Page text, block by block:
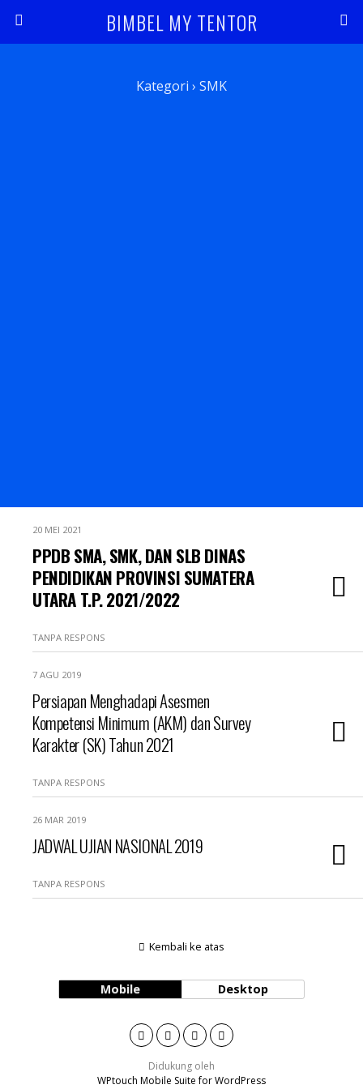
BIMBEL MY TENTOR
Kategori › SMK
20 MEI 2021
PPDB SMA, SMK, DAN SLB DINAS
PENDIDIKAN PROVINSI SUMATERA
UTARA T.P. 2021/2022
TANPA RESPONS
7 AGU 2019
Persiapan Menghadapi Asesmen
Kompetensi Minimum (AKM) dan Survey
Karakter (SK) Tahun 2021
TANPA RESPONS
26 MAR 2019
JADWAL UJIAN NASIONAL 2019
TANPA RESPONS
Kembali ke atas
Mobile Desktop
Didukung oleh
WPtouch Mobile Suite for WordPress